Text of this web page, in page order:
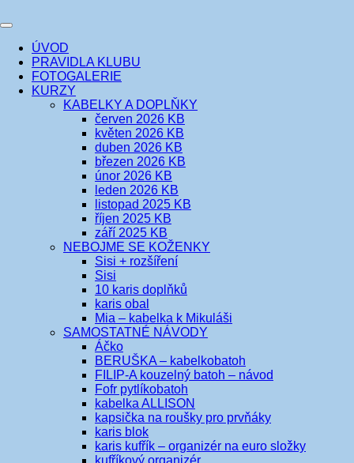
k
webuEVIKLUB
šicí klub
Toggle
navigation
ÚVOD
PRAVIDLA KLUBU
FOTOGALERIE
KURZY
KABELKY A DOPLŇKY
červen 2026 KB
květen 2026 KB
duben 2026 KB
březen 2026 KB
únor 2026 KB
leden 2026 KB
listopad 2025 KB
říjen 2025 KB
září 2025 KB
NEBOJME SE KOŽENKY
Sisi + rozšíření
Sisi
10 karis doplňků
karis obal
Mia – kabelka k Mikuláši
SAMOSTATNÉ NÁVODY
Áčko
BERUŠKA – kabelkobatoh
FILIP-A kouzelný batoh – návod
Fofr pytlíkobatoh
kabelka ALLISON
kapsička na roušky pro prvňáky
karis blok
karis kufřík – organizér na euro složky
kufříkový organizér